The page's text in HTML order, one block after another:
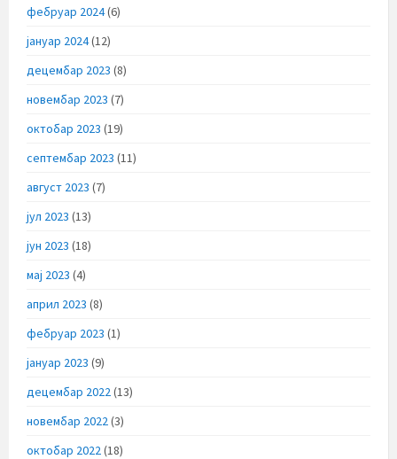
фебруар 2024(6)
јануар 2024(12)
децембар 2023 (8)
новембар 2023 (7)
октобар 2023 (19)
септембар 2023 (11)
август 2023 (7)
јул 2023 (13)
јун 2023 (18)
мај 2023 (4)
април 2023 (8)
фебруар 2023 (1)
јануар 2023 (9)
децембар 2022(13)
новембар 2022(3)
октобар 2022(18)